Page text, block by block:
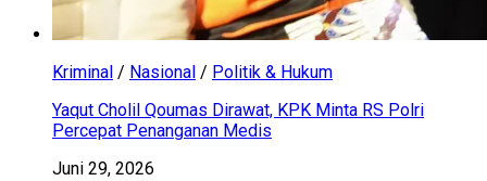
Kriminal / Nasional / Politik & Hukum
Yaqut Cholil Qoumas Dirawat, KPK Minta RS Polri
Percepat Penanganan Medis
Juni 29, 2026